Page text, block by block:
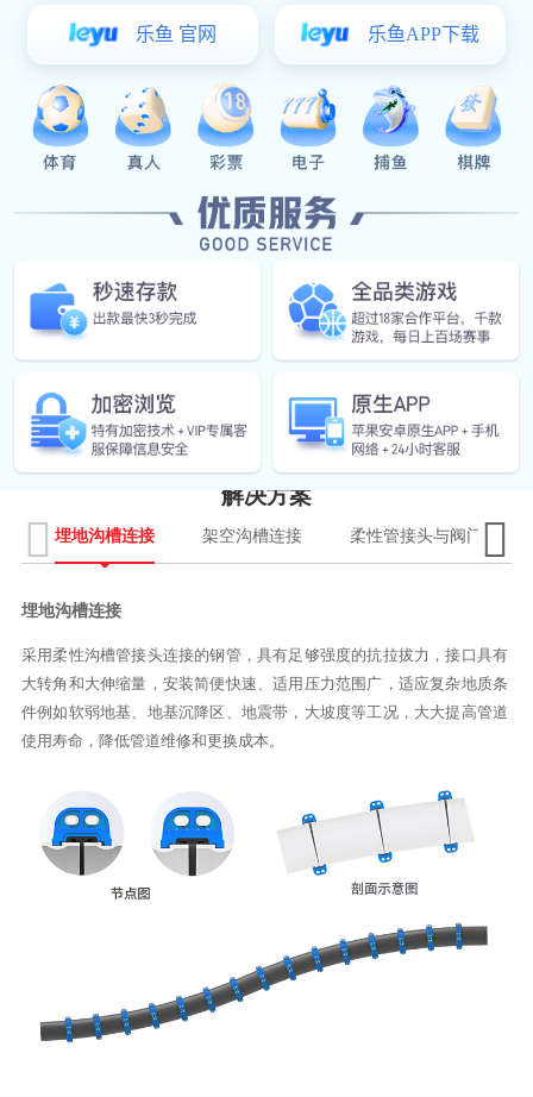
客户挑战
需要提升管线耐久性
钢管焊接连接方式，焊接口防腐不彻底，降低管网使
用寿命


解决方案
埋地沟槽连接 架空沟槽连接 柔性管接头与阀门、管


埋地沟槽连接
采用柔性沟槽管接头连接的钢管，具有足够强度的抗拉拔力，接口具有
大转角和大伸缩量，安装简便快速、适用压力范围广，适应复杂地质条
件例如软弱地基、地基沉降区、地震带，大坡度等工况，大大提高管道
使用寿命，降低管道维修和更换成本。